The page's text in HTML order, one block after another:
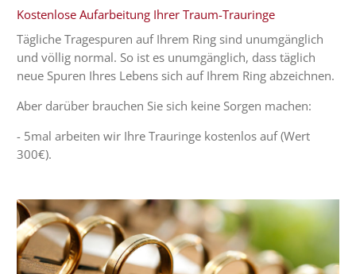
Kostenlose Aufarbeitung Ihrer Traum-Trauringe
Tägliche Tragespuren auf Ihrem Ring sind unumgänglich
und völlig normal. So ist es unumgänglich, dass täglich
neue Spuren Ihres Lebens sich auf Ihrem Ring abzeichnen.
Aber darüber brauchen Sie sich keine Sorgen machen:
- 5mal arbeiten wir Ihre Trauringe kostenlos auf (Wert
300€).